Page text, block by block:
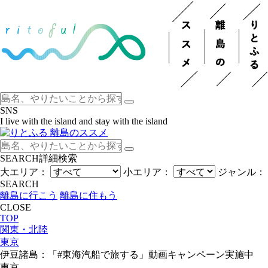
SNS
I live with the island and stay with the island
SEARCH詳細検索
大エリア：
小エリア： ジャンル：
SEARCH
離島に行こう 離島に住もう
CLOSE
TOP
関東・北陸
東京
伊豆諸島：「#東海汽船で旅する」動画キャンペーン実施中